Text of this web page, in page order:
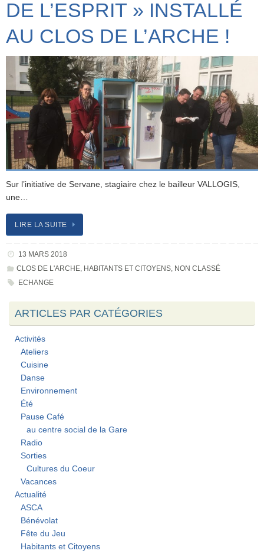
DE L’ESPRIT » INSTALLÉ
AU CLOS DE L’ARCHE !
Sur l’initiative de Servane, stagiaire chez le bailleur VALLOGIS,
une…
LIRE LA SUITE
13 MARS 2018
CLOS DE L'ARCHE, HABITANTS ET CITOYENS, NON CLASSÉ
ECHANGE
ARTICLES PAR CATÉGORIES
Activités
Ateliers
Cuisine
Danse
Environnement
Été
Pause Café
au centre social de la Gare
Radio
Sorties
Cultures du Coeur
Vacances
Actualité
ASCA
Bénévolat
Fête du Jeu
Habitants et Citoyens